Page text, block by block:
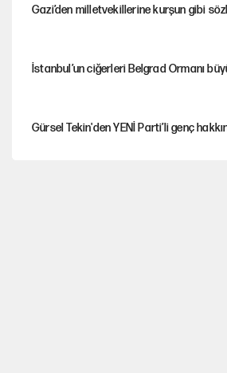
Gazi’den milletvekillerine kurşun gibi
İstanbul’un ciğerleri Belgrad Ormanı
Gürsel Tekin'den YENİ Parti’li genç